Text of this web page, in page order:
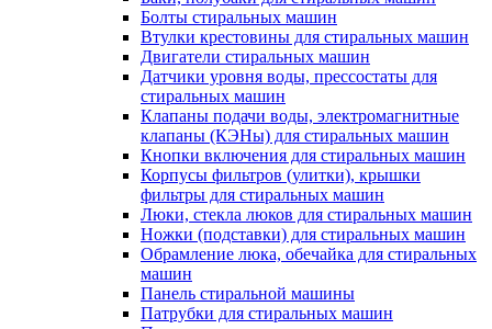
Болты стиральных машин
Втулки крестовины для стиральных машин
Двигатели стиральных машин
Датчики уровня воды, прессостаты для
стиральных машин
Клапаны подачи воды, электромагнитные
клапаны (КЭНы) для стиральных машин
Кнопки включения для стиральных машин
Корпусы фильтров (улитки), крышки
фильтры для стиральных машин
Люки, стекла люков для стиральных машин
Ножки (подставки) для стиральных машин
Обрамление люка, обечайка для стиральных
машин
Панель стиральной машины
Патрубки для стиральных машин